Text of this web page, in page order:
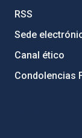
RSS
Sede
Canal ético
Condolencias